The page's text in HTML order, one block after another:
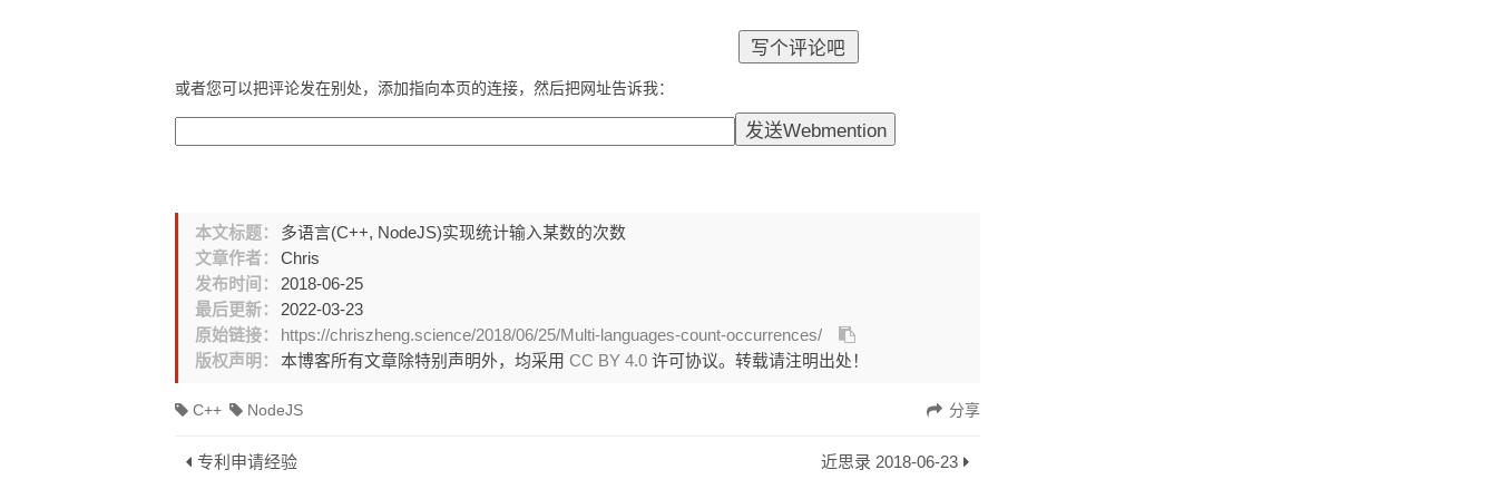
或者您可以把评论发在别处，添加指向本页的连接，然后把网址告诉我：
本文标题：
多语言(C++, NodeJS)实现统计输入某数的次数
文章作者：
Chris
发布时间：
2018-06-25
最后更新：
2022-03-23
原始链接：
https://chriszheng.science/2018/06/25/Multi-languages-count-occurrences/
版权声明：
本博客所有文章除特别声明外，均采用CC BY 4.0 许可协议。转载请注明出处！
分享
C++ NodeJS
专利申请经验 近思录 2018-06-23